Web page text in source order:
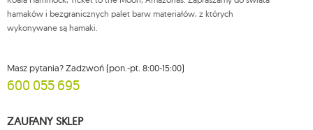
hamaków i bezgranicznych palet barw materiałów, z których
wykonywane są hamaki.
Masz pytania? Zadzwoń (pon.-pt. 8:00-15:00)
600 055 695
ZAUFANY SKLEP